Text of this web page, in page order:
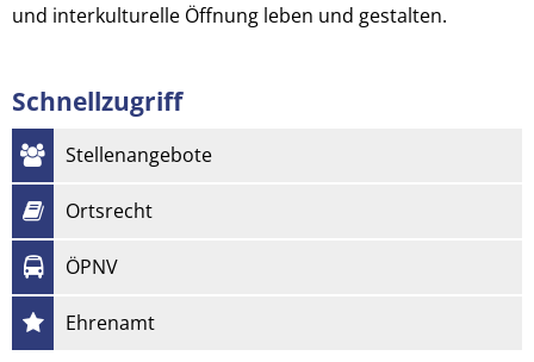
und interkulturelle Öffnung leben und gestalten.
Schnellzugriff
Stellenangebote
Ortsrecht
ÖPNV
Ehrenamt